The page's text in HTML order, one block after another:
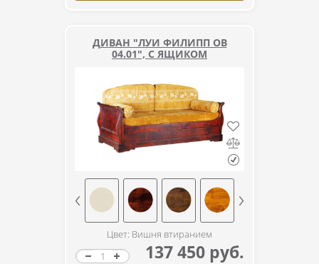
ДИВАН "ЛУИ ФИЛИПП ОВ
04.01", С ЯЩИКОМ
Цвет: Вишня втиранием
137 450 руб.